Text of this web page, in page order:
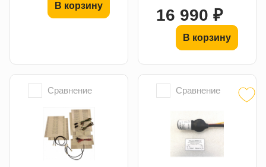
В корзину
16 990 ₽
В корзину
Сравнение Сравнение